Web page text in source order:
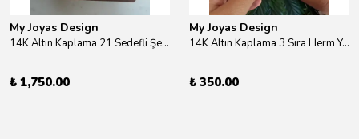
My Joyas Design
14K Altın Kaplama 21 Sedefli Şekiller Kolye 46cm
₺ 1,750.00
My Joyas Design
14K Altın Kaplama 3 Sıra Herm Yüzük Gold
₺ 350.00